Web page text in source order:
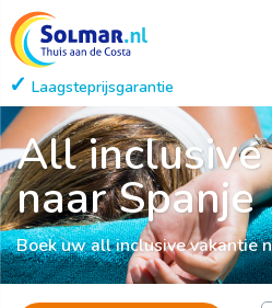
Laagsteprijsgarantie
All
naar Spanje
Boek uw all inclusive vakantie